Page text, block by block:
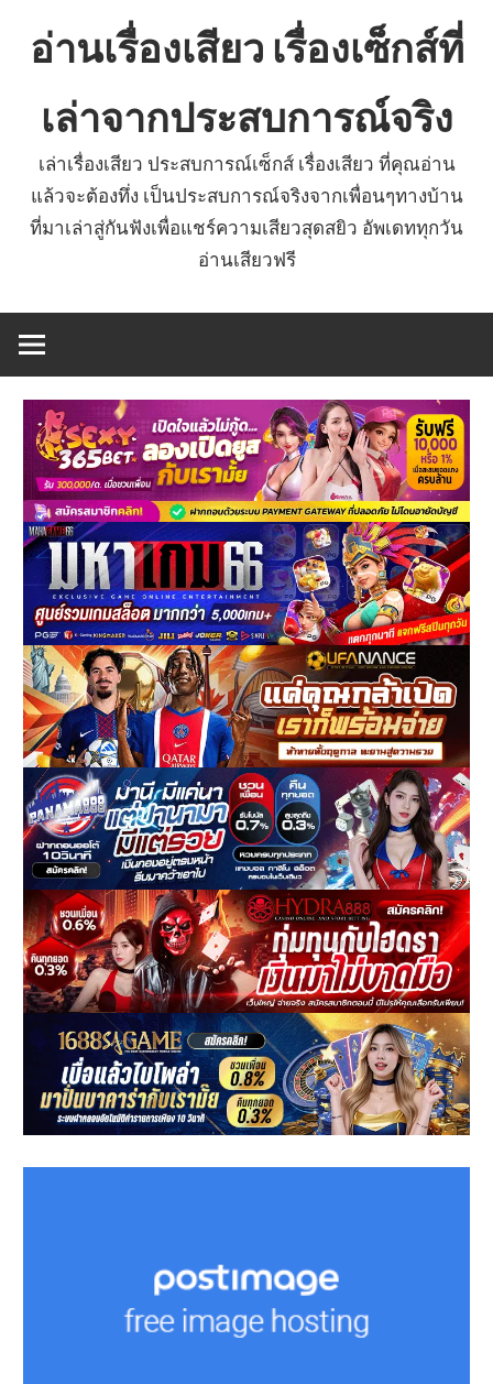
อ่านเรื่องเสียว เรื่องเซ็กส์ที่
เล่าจากประสบการณ์จริง
เล่าเรื่องเสียว ประสบการณ์เซ็กส์ เรื่องเสียว ที่คุณอ่าน
แล้วจะต้องทึ่ง เป็นประสบการณ์จริงจากเพื่อนๆทางบ้าน
ที่มาเล่าสู่กันฟังเพื่อแชร์ความเสียวสุดสยิว อัพเดททุกวัน
อ่านเสียวฟรี